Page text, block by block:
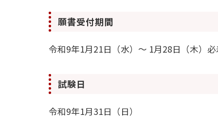
願書受付期間
令和9年1月21日（水）～ 1月28日（木）
試験日
令和9年1月31日（日）